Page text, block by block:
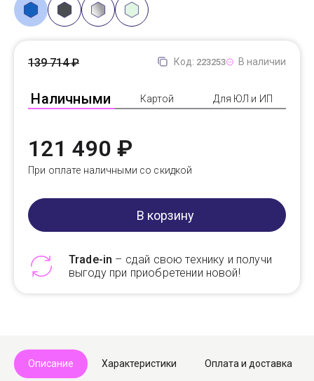
Код: 223253 В наличии
Наличными Картой Для ЮЛ и ИП
139 714 ₽
121 490 ₽
При оплате наличными со скидкой
В корзину
Trade-in – сдай свою технику и получи
выгоду при приобретении новой!
Описание Характеристики Оплата и доставка